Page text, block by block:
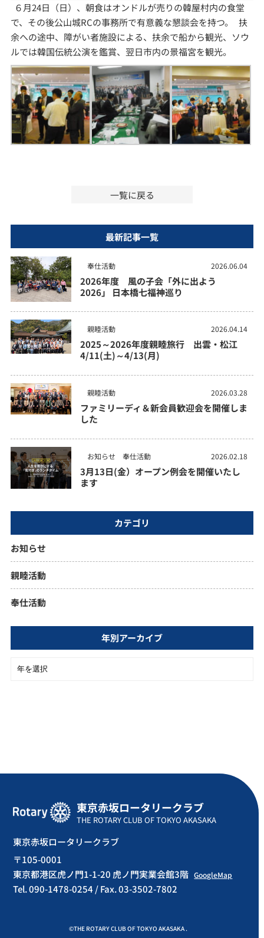
６月24日（日）、朝食はオンドルが売りの韓屋村内の食堂
で、その後公山城RCの事務所で有意義な懇談会を持つ。 扶
余への途中、障がい者施設による、扶余で船から観光、ソウ
ルでは韓国伝統公演を鑑賞、翌日市内の景福宮を観光。
一覧に戻る
最新記事一覧
奉仕活動 2026.06.04
2026年度 風の子会「外に出よう
2026」 日本橋七福神巡り
親睦活動 2026.04.14
2025～2026年度親睦旅行 出雲・松江
4/11(土)～4/13(月)
親睦活動 2026.03.28
ファミリーディ＆新会員歓迎会を開催しま
した
お知らせ 奉仕活動 2026.02.18
3月13日(金）オープン例会を開催いたし
ます
カテゴリ
お知らせ
親睦活動
奉仕活動
年別アーカイブ
東京赤坂ロータリークラブ
THE ROTARY CLUB OF TOKYO AKASAKA
東京赤坂ロータリークラブ
〒105-0001
東京都港区虎ノ門1-1-20 虎ノ門実業会館3階 GoogleMap
Tel. 090-1478-0254 / Fax. 03-3502-7802
©THE ROTARY CLUB OF TOKYO AKASAKA .